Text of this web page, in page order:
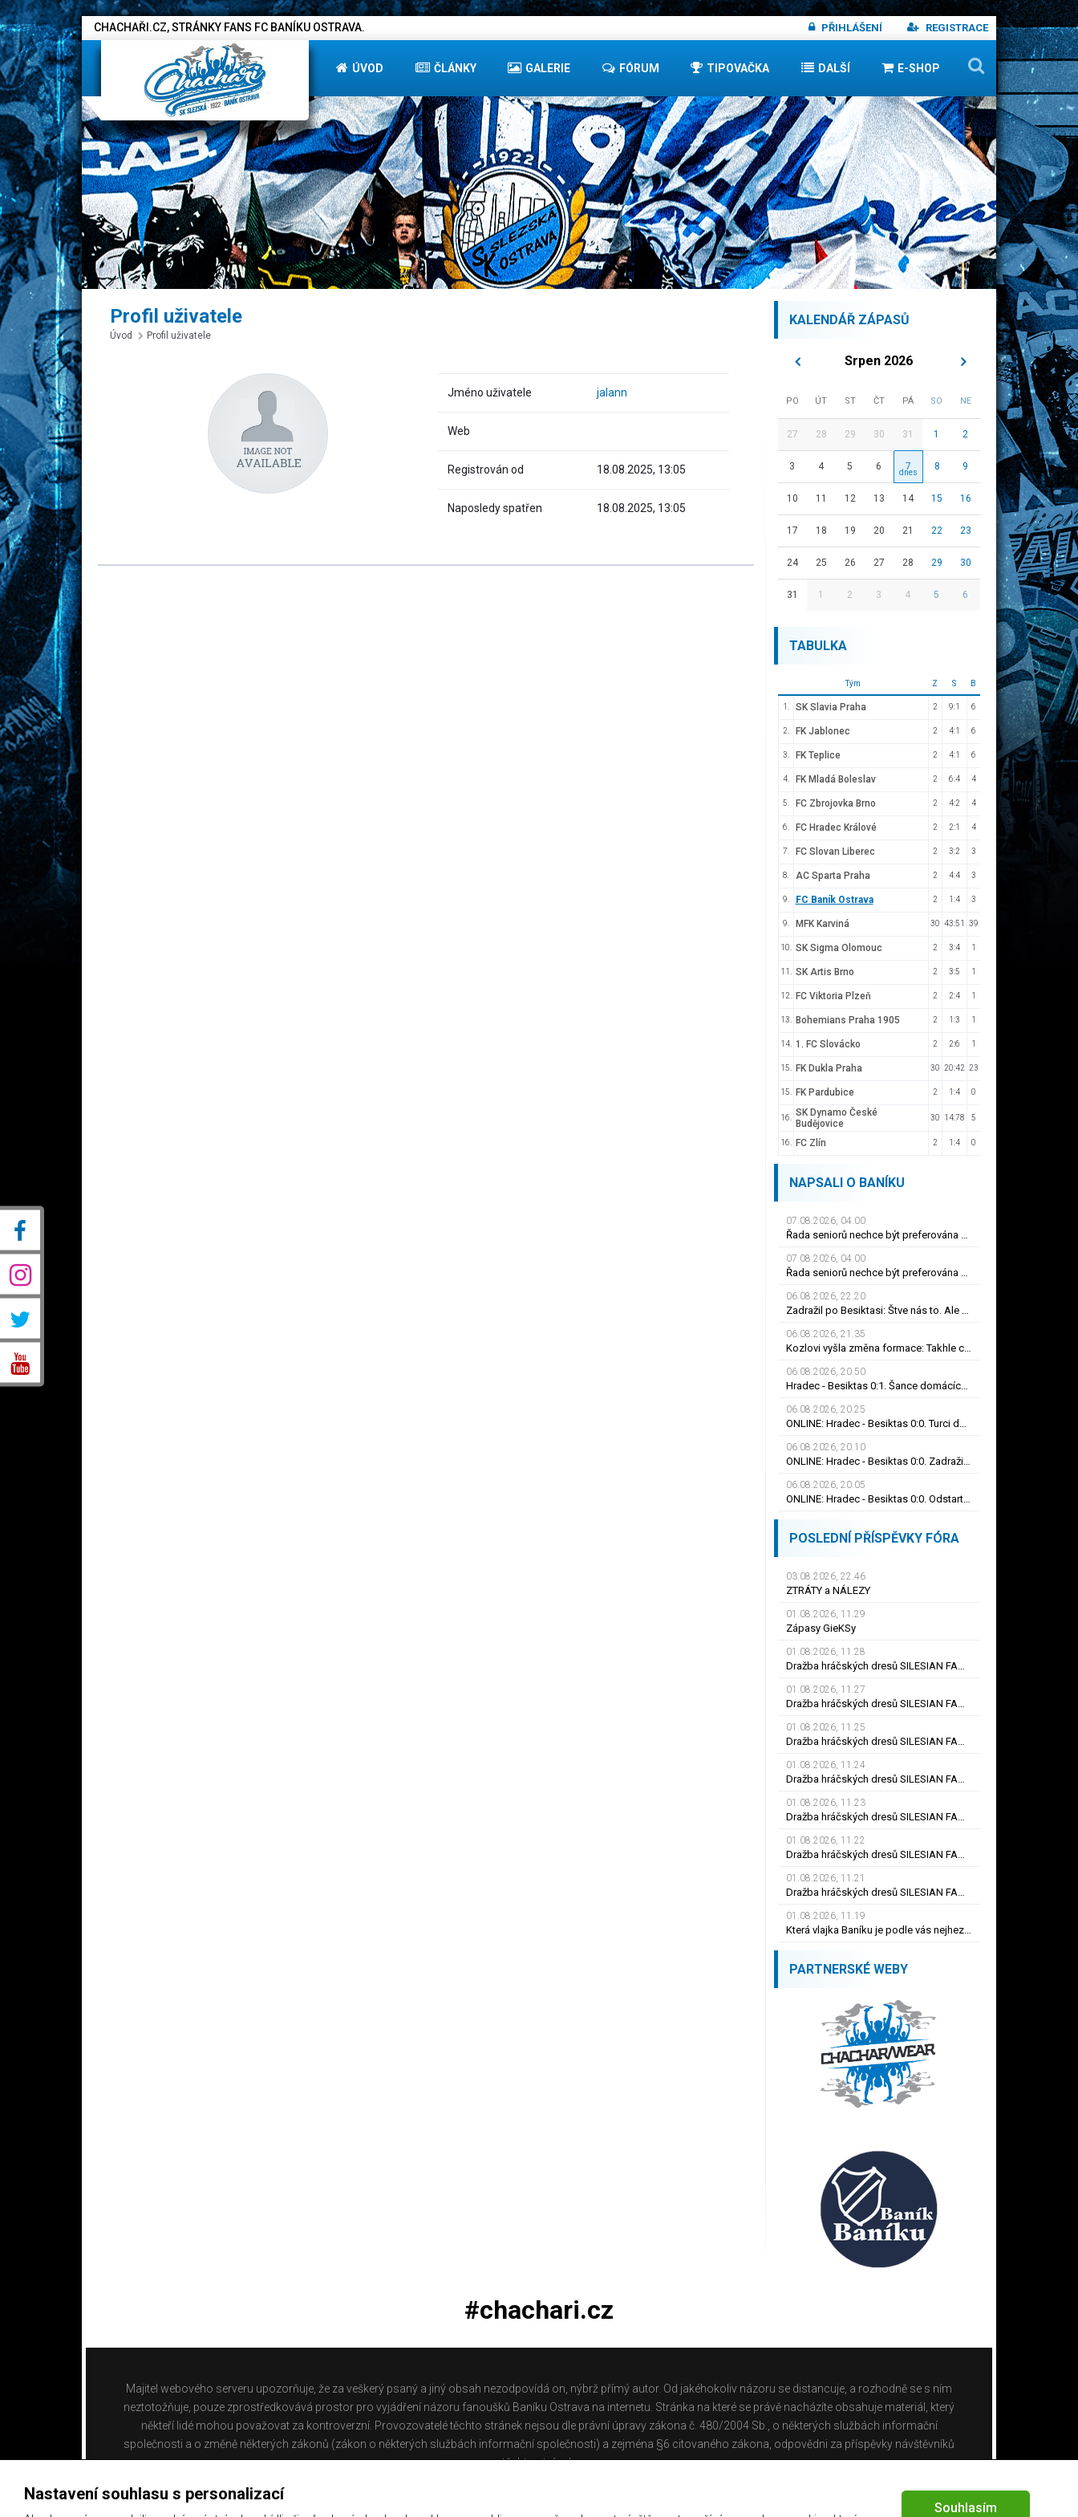
CHACHAŘI.CZ, STRÁNKY FANS FC BANÍKU OSTRAVA. PŘIHLÁŠENÍ REGISTRACE
ÚVOD ČLÁNKY GALERIE FÓRUM TIPOVAČKA DALŠÍ E-SHOP
Profil uživatele
Úvod Profil uživatele
Jméno uživatele jalann
Web
Registrován od 18.08.2025, 13:05
Naposledy spatřen 18.08.2025, 13:05
KALENDÁŘ ZÁPASŮ
Srpen 2026
PO ÚT ST ČT PÁ SO NE
27 28 29 30 31 1 2
3 4 5 6 7 8 9
10 11 12 13 14 15 16
17 18 19 20 21 22 23
24 25 26 27 28 29 30
31 1 2 3 4 5 6
TABULKA
Tým Z S B
1. SK Slavia Praha 2 9:1 6
2. FK Jablonec 2 4:1 6
3. FK Teplice 2 4:1 6
4. FK Mladá Boleslav 2 6:4 4
5. FC Zbrojovka Brno 2 4:2 4
6. FC Hradec Králové 2 2:1 4
7. FC Slovan Liberec 2 3:2 3
8. AC Sparta Praha 2 4:4 3
9. FC Baník Ostrava 2 1:4 3
9. MFK Karviná 30 43:51 39
10. SK Sigma Olomouc 2 3:4 1
11. SK Artis Brno 2 3:5 1
12. FC Viktoria Plzeň 2 2:4 1
13. Bohemians Praha 1905 2 1:3 1
14. 1. FC Slovácko 2 2:6 1
15. FK Dukla Praha 30 20:42 23
15. FK Pardubice 2 1:4 0
16.
SK Dynamo České
Budějovice
30 14:78 5
16. FC Zlín 2 1:4 0
NAPSALI O BANÍKU
07.08.2026, 04.00
Řada seniorů nechce být preferována na úkor svých vnuků, říká Lenka Desatová
07.08.2026, 04.00
Řada seniorů nechce být preferována na úkor svých vnuků, říká Lenka Desatová
06.08.2026, 22.20
Zadražil po Besiktasi: Štve nás to. Ale pokud budeme hrát jako dnes... Co se stalo u gólu?
06.08.2026, 21.35
Kozlovi vyšla změna formace: Takhle chceme hrát! Výhru zařídili sváteční hlavičkáři
06.08.2026, 20.50
Hradec - Besiktas 0:1. Šance domácích, červená i smolný odraz. Votroci budou dotahovat
06.08.2026, 20.25
ONLINE: Hradec - Besiktas 0:0. Turci dohrávají v desíti! Umar ve stoprocentní šanci selhal
06.08.2026, 20.10
ONLINE: Hradec - Besiktas 0:0. Zadražil se blýskl skvělým zákrokem, Černý nedal tutovku
06.08.2026, 20.05
ONLINE: Hradec - Besiktas 0:0. Odstartoval druhý poločas, Černý spálil obrovskou šanci
POSLEDNÍ PŘÍSPĚVKY FÓRA
03.08.2026, 22.46
ZTRÁTY a NÁLEZY
01.08.2026, 11.29
Zápasy GieKSy
01.08.2026, 11.28
Dražba hráčských dresů SILESIAN FAMILY - #25 Robert SADOWSKI
01.08.2026, 11.27
Dražba hráčských dresů SILESIAN FAMILY - #22
01.08.2026, 11.25
Dražba hráčských dresů SILESIAN FAMILY - #6
01.08.2026, 11.24
Dražba hráčských dresů SILESIAN FAMILY - #21 Jiří KLÍMA
01.08.2026, 11.23
Dražba hráčských dresů SILESIAN FAMILY - #19 Dyjan Carlos de AZEVEDO
01.08.2026, 11.22
Dražba hráčských dresů SILESIAN FAMILY - #5 Adam JÁNOŠ
01.08.2026, 11.21
Dražba hráčských dresů SILESIAN FAMILY - #1 Viktor BUDÍNSKÝ
01.08.2026, 11.19
Která vlajka Baníku je podle vás nejhezčí ?
PARTNERSKÉ WEBY
#chachari.cz
Majitel webového serveru upozorňuje, že za veškerý psaný a jiný obsah nezodpovídá on, nýbrž přímý autor. Od jakéhokoliv názoru se distancuje, a rozhodně se s ním
neztotožňuje, pouze zprostředkovává prostor pro vyjádření názoru fanoušků Baníku Ostrava na internetu. Stránka na které se právě nacházíte obsahuje materiál, který
někteří lidé mohou považovat za kontroverzní. Provozovatelé těchto stránek nejsou dle právní úpravy zákona č. 480/2004 Sb., o některých službách informační
společnosti a o změně některých zákonů (zákon o některých službách informační společnosti) a zejména §6 citovaného zákona, odpovědni za příspěvky návštěvníků
těchto stránek.
Nastavení souhlasu s personalizací
Souhlasím